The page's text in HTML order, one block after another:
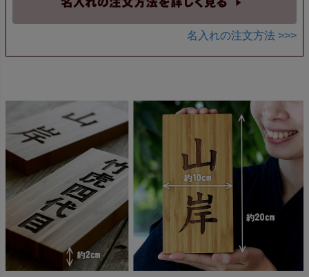
名入れの注文方法 >>>